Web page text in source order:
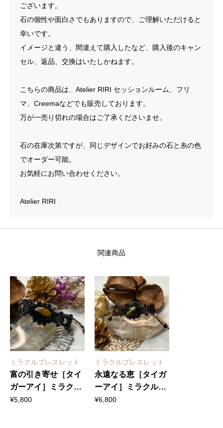
ございます。
石の個性や面白さでもありますので、ご理解いただけると
幸いです。
イメージと違う、間違えて購入したなど、購入後のキャン
セル、返品、交換はいたしかねます。
こちらの商品は、Atelier RIRI セッションルーム、フリ
マ、Creemaなどでも販売しております。
万が一売り切れの場合はご了承くださいませ。
石の在庫次第ですが、同じデザインでお好みの石と糸の色
でオーダー可能。
お気軽にお問い合わせください。
Atelier RIRI
関連商品
ミラクルブレスレット
富の引き寄せ［タイ
ガーアイ］ミラクル
ブレスレット（大）
¥5,800
ミラクルブレスレット
永遠なる恵［タイガ
ーアイ］ミラクルブ
レスレット（大）
¥6,800